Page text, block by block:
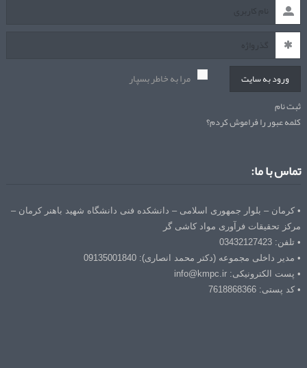
ورود به سایت مرا به خاطر بسپار
ثبت نام
کلمه عبور را فراموش کردم؟
تماس با ما:
• کرمان – بلوار جمهوری اسلامی – دانشکده فنی دانشگاه شهید باهنر کرمان –
مرکز تحقیقات فرآوری مواد کاشی گر
• تلفن: 03432127423
• مدیر داخلی مجموعه (دکتر محمد انصاری): 09135001840
• پست الکترونیکی: info@kmpc.ir
• کد پستی: 7618868366